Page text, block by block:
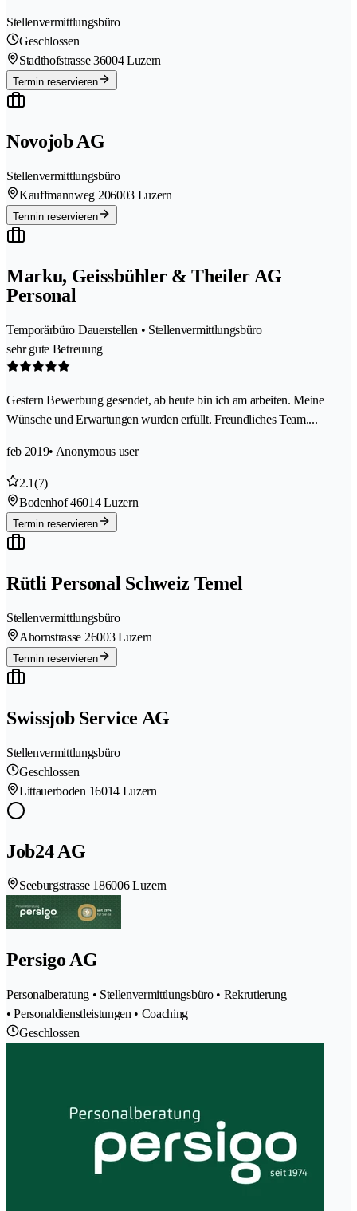
Stellenvermittlungsbüro
Geschlossen
Stadthofstrasse 36004 Luzern
Termin reservieren
Novojob AG
Stellenvermittlungsbüro
Kauffmannweg 206003 Luzern
Termin reservieren
Marku, Geissbühler & Theiler AG
Personal
Temporärbüro Dauerstellen • Stellenvermittlungsbüro
sehr gute Betreuung
Gestern Bewerbung gesendet, ab heute bin ich am arbeiten. Meine
Wünsche und Erwartungen wurden erfüllt. Freundliches Team....
feb 2019• Anonymous user
2.1(7)
Bodenhof 46014 Luzern
Termin reservieren
Rütli Personal Schweiz Temel
Stellenvermittlungsbüro
Ahornstrasse 26003 Luzern
Termin reservieren
Swissjob Service AG
Stellenvermittlungsbüro
Geschlossen
Littauerboden 16014 Luzern
Job24 AG
Seeburgstrasse 186006 Luzern
Persigo AG
Personalberatung • Stellenvermittlungsbüro • Rekrutierung
• Personaldienstleistungen • Coaching
Geschlossen